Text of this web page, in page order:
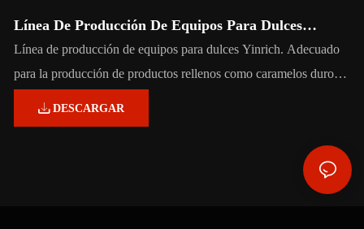
Línea De Producción De Equipos Para Dulces
Yinrich
Línea de producción de equipos para dulces Yinrich. Adecuado
para la producción de productos rellenos como caramelos duros,
DESCARGAR